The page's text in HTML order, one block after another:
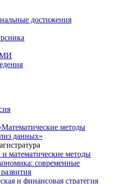
достижения
методы
данных»
математические методы
современные
и финансовая стратегия